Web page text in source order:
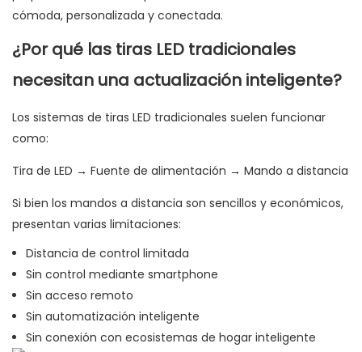
cómoda, personalizada y conectada.
¿Por qué las tiras LED tradicionales
necesitan una actualización inteligente?
Los sistemas de tiras LED tradicionales suelen funcionar
como:
Tira de LED → Fuente de alimentación → Mando a distancia
Si bien los mandos a distancia son sencillos y económicos,
presentan varias limitaciones:
Distancia de control limitada
Sin control mediante smartphone
Sin acceso remoto
Sin automatización inteligente
Sin conexión con ecosistemas de hogar inteligente